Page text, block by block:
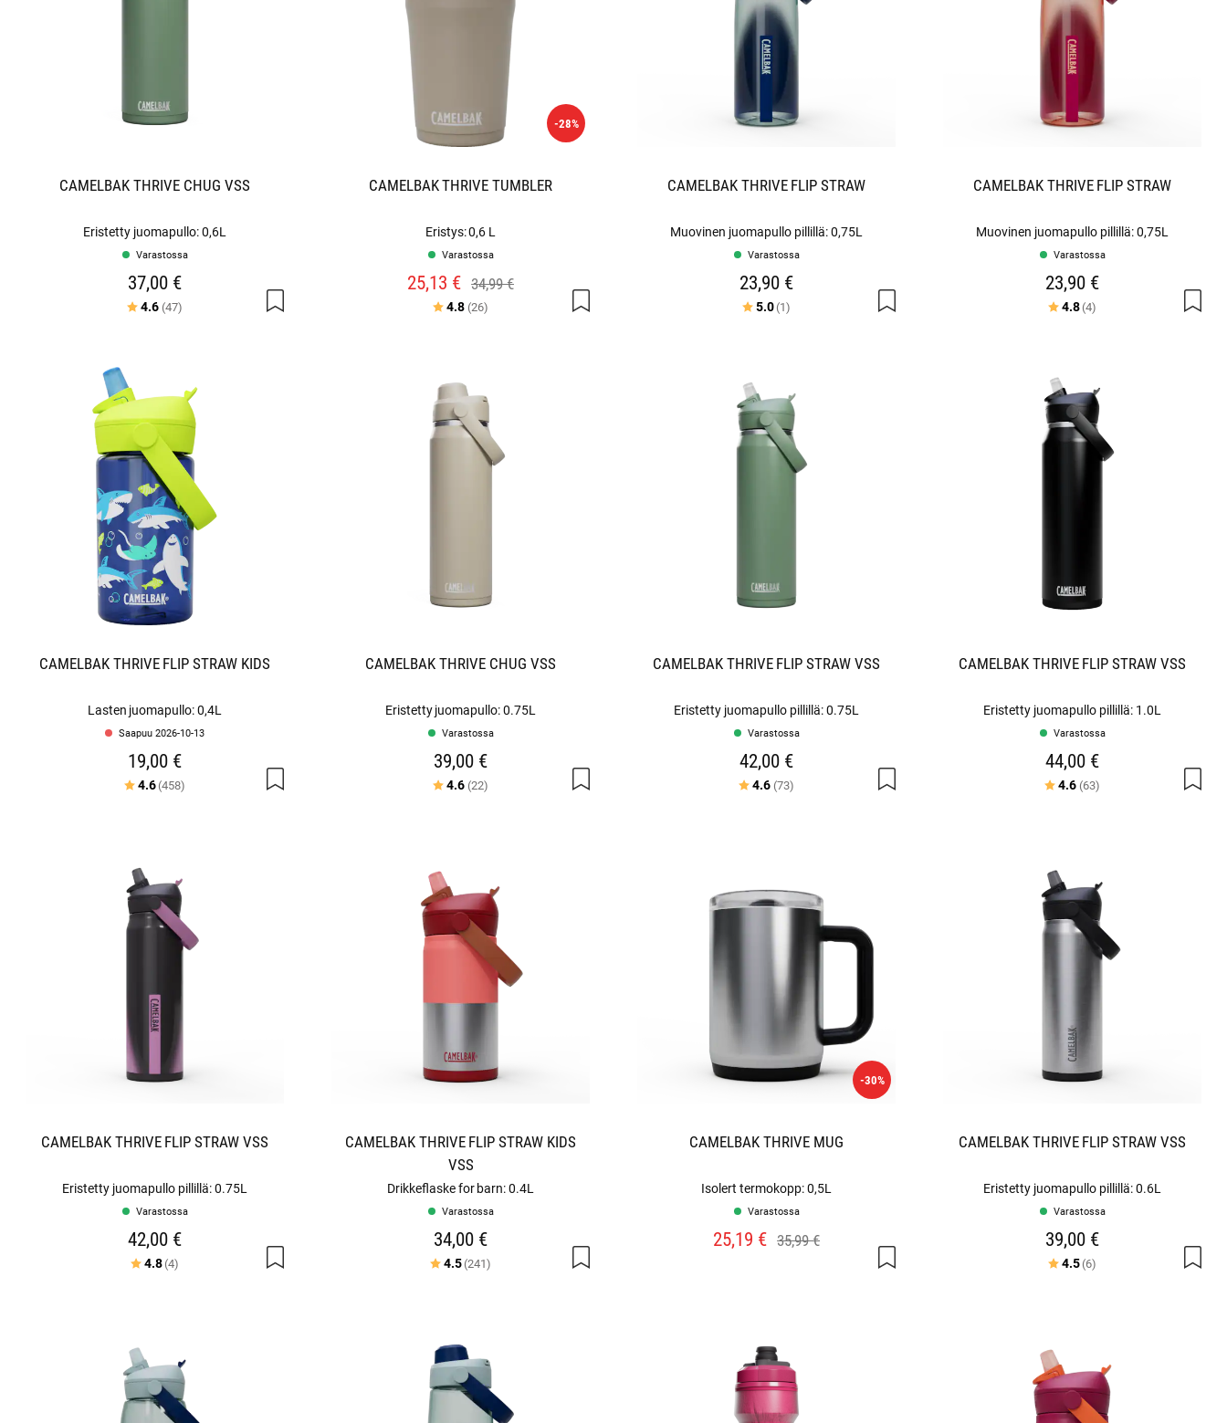
CAMELBAK THRIVE CHUG VSS
Eristetty juomapullo: 0,6L
Varastossa
37,00 €
Arvio:
4.6 (47)
-28%
CAMELBAK THRIVE TUMBLER
Eristys: 0,6 L
Varastossa
25,13 € 34,99 €
Arvio:
4.8 (26)
CAMELBAK THRIVE FLIP STRAW
Muovinen juomapullo pillillä: 0,75L
Varastossa
23,90 €
Arvio:
5.0(1)
CAMELBAK THRIVE FLIP STRAW
Muovinen juomapullo pillillä: 0,75L
Varastossa
23,90 €
Arvio:
4.8(4)
CAMELBAK THRIVE FLIP STRAW KIDS
Lasten juomapullo: 0,4L
Saapuu 2026-10-13
19,00 €
Arvio:
4.6(458) 5:sta tähdestä
CAMELBAK THRIVE CHUG VSS
Eristetty juomapullo: 0.75L
Varastossa
39,00 €
Arvio:
4.6 (22)
CAMELBAK THRIVE FLIP STRAW VSS
Eristetty juomapullo pillillä: 0.75L
Varastossa
42,00 €
Arvio:
4.6 (73)
CAMELBAK THRIVE FLIP STRAW VSS
Eristetty juomapullo pillillä: 1.0L
Varastossa
44,00 €
Arvio:
4.6 (63)
CAMELBAK THRIVE FLIP STRAW VSS
Eristetty juomapullo pillillä: 0.75L
Varastossa
42,00 €
Arvio:
4.8(4)
CAMELBAK THRIVE FLIP STRAW KIDS
VSS
Drikkeflaske for barn: 0.4L
Varastossa
34,00 €
Arvio:
4.5(241) 5:sta tähdestä
-30%
CAMELBAK THRIVE MUG
Isolert termokopp: 0,5L
Varastossa
25,19 € 35,99 €
CAMELBAK THRIVE FLIP STRAW VSS
Eristetty juomapullo pillillä: 0.6L
Varastossa
39,00 €
Arvio:
4.5(6)